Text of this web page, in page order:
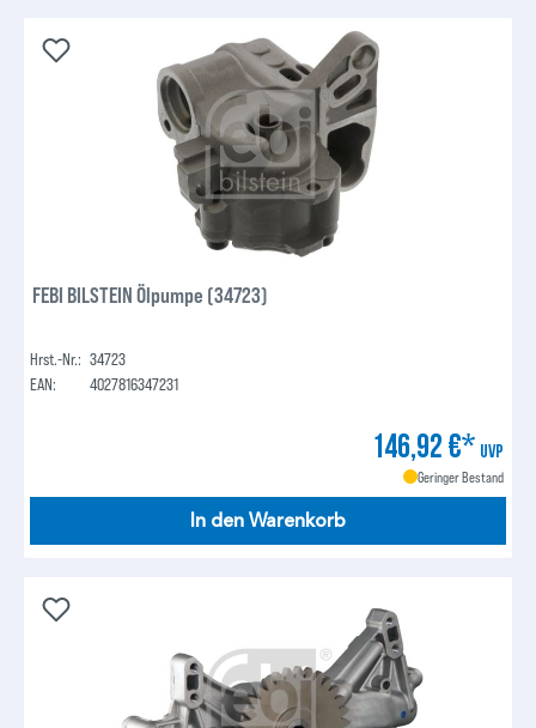
FEBI BILSTEIN Ölpumpe (34723)
Hrst.-Nr.: 34723
EAN:
4027816347231
146,92 €* UVP
Geringer Bestand
In den Warenkorb